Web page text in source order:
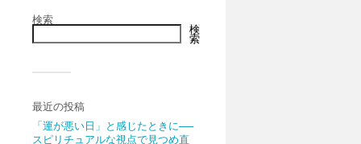
検索
検
索
最近の投稿
「運が悪い日」と感じたときに──
スピリチュアルな視点で見つめ直